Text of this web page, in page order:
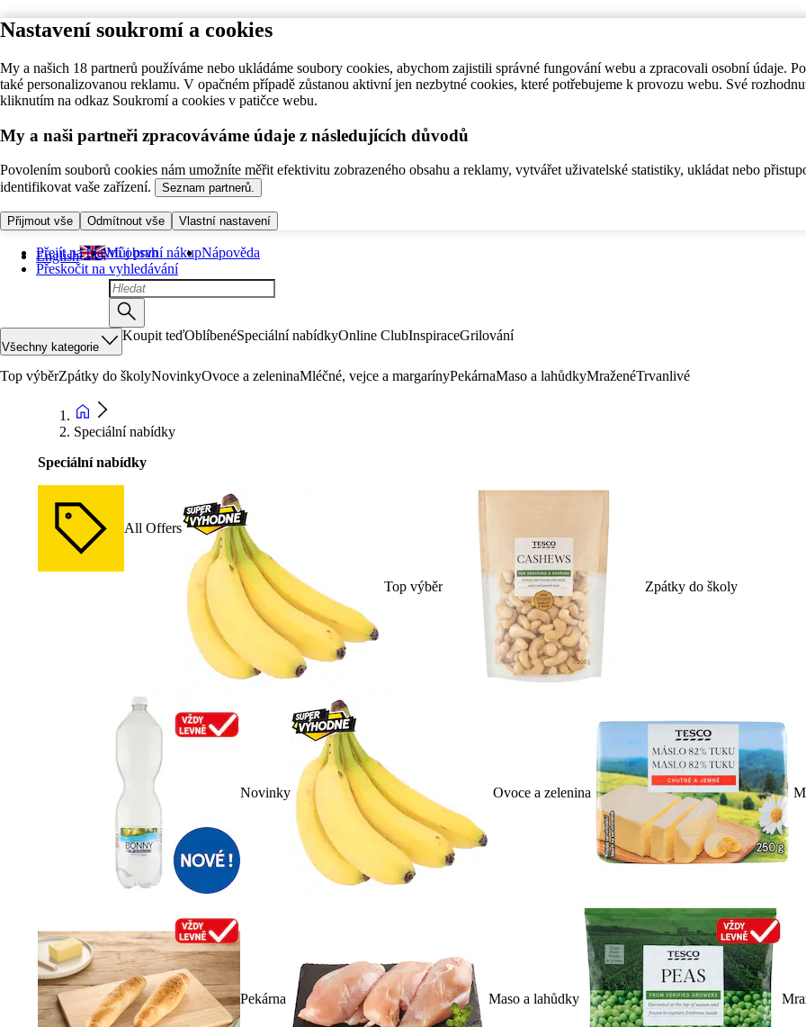
Nastavení soukromí a cookies
My a našich 18 partnerů používáme nebo ukládáme soubory cookies, abychom zajistili správné fungování webu a zpracovali osobní údaje.
také personalizovanou reklamu. V opačném případě zůstanou aktivní jen nezbytné cookies, které potřebujeme k provozu webu. Své
kliknutím na odkaz Soukromí a cookies v patičce webu.
My a naši partneři zpracováváme údaje z následujících důvodů
Povolením souborů cookies nám umožníte měřit efektivitu zobrazeného obsahu a reklamy, vytvářet uživatelské statistiky, ukládat nebo
identifikovat vaše zařízení.
Seznam partnerů.
Přijmout vše Odmítnout vše Vlastní nastavení
Přejít na hlavní obsah
Přeskočit na vyhledávání
English Můj první nákupNápověda
Všechny kategorie
Koupit teďOblíbenéSpeciální nabídkyOnline ClubInspiraceGrilování
Top výběrZpátky do školyNovinkyOvoce a zeleninaMléčné, vejce a margarínyPekárnaMaso a lahůdkyMraženéTrvanlivé
Speciální nabídky
Speciální nabídky
All Offers
Top výběr Zpátky do školy
Novinky Ovoce a zelenina
Pekárna Maso a lahůdky